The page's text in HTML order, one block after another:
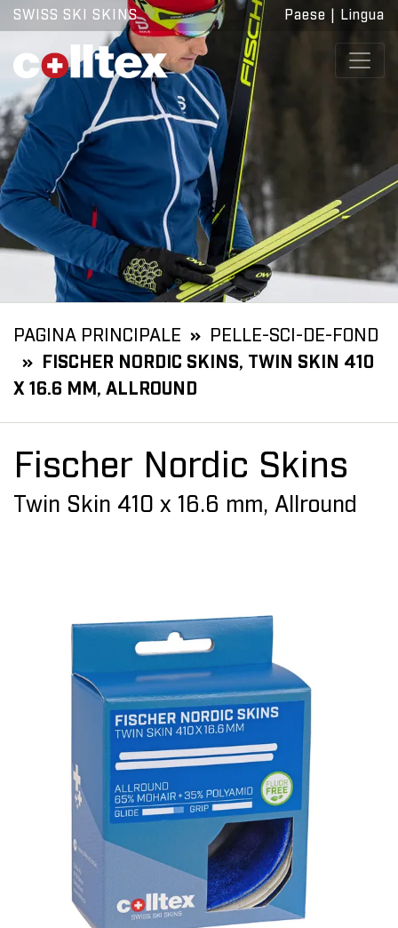
SWISS SKI SKINS Paese Lingua
PAGINA PRINCIPALE
PELLE-SCI-DE-FOND
FISCHER NORDIC SKINS, TWIN SKIN 410
X 16.6 MM, ALLROUND
Fischer Nordic Skins
Twin Skin 410 x 16.6 mm, Allround